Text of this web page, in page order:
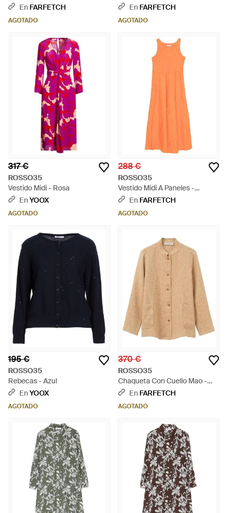
Cordones - Azul
En FARFETCH
AGOTADO
AzulEn FARFETCH
AGOTADO
317 €
ROSSO35
Vestido Midi - Rosa
EnYOOX
AGOTADO
288 €
ROSSO35
Vestido Midi A Paneles -
Naranja
En FARFETCH
AGOTADO
195 €
ROSSO35
Rebecas - Azul
EnYOOX
AGOTADO
370 €
ROSSO35
Chaqueta Con Cuello Mao -
Neutro
En FARFETCH
AGOTADO